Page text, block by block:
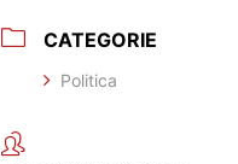
CATEGORIE
Politica